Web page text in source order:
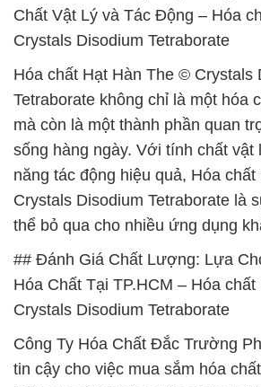
Chất Vật Lý và Tác Động – Hóa
Crystals Disodium Tetraborate
Hóa chất Hạt Hàn The © Crystals
Tetraborate không chỉ là một hóa
mà còn là một thành phần quan
sống hàng ngày. Với tính chất vật
năng tác động hiệu quả, Hóa
Crystals Disodium Tetraborate là
thể bỏ qua cho nhiều ứng dụng
## Đánh Giá Chất Lượng: Lựa
Hóa Chất Tại TP.HCM – Hóa
Crystals Disodium Tetraborate
Công Ty Hóa Chất Đắc Trường
tin cậy cho việc mua sắm hóa